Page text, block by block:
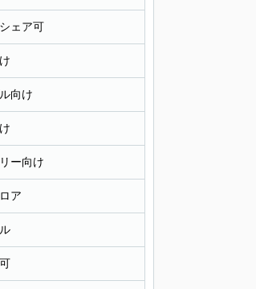
ェア可
向け
ー向け
ア